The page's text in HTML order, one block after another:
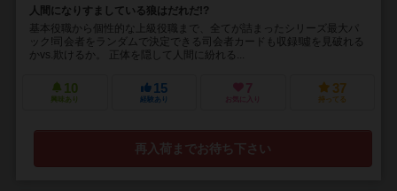
人間になりすましている狼はだれだ!?
基本役職から個性的な上級役職まで、全てが詰まったシリーズ最大パ
ック!司会者をランダムで決定できる司会者カードも収録!噓を見破れる
かvs.欺けるか。 正体を隠して人間に紛れる...
10
興味あり
15
経験あり
7
お気に入り
37
持ってる
再入荷までお待ち下さい